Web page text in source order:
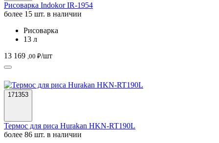
Рисоварка Indokor IR-1954
более 15 шт. в наличии
Рисоварка
13 л
13 169 ,00 ₽/шт
171353
Термос для риса Hurakan HKN-RT190L
более 86 шт. в наличии